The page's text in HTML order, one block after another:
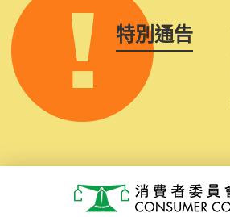
特別通告
消費者委員會